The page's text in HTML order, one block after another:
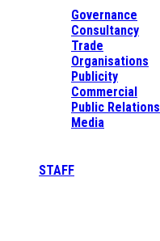
Governance
Consultancy
Trade
Organisations
Publicity
Commercial
Public Relations
Media
STAFF